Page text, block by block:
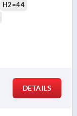
H2=44
DETAILS